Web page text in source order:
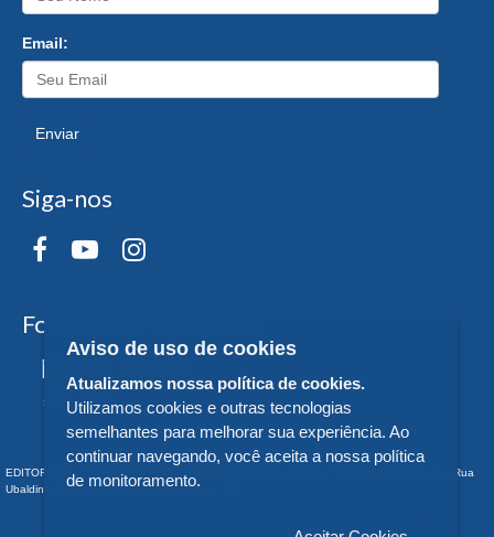
Email:
Enviar
Siga-nos
Formas de Pagamento
EDITORA DA UNIVERSIDADE FEDERAL DO PARANÁ - CNPJ n° 75.095.679/0011-10 - Rua
Ubaldino do Amaral, 321 - Alto da Glória - - PR
Aviso de uso de cookies
Atualizamos nossa política de cookies.
Utilizamos cookies e outras tecnologias
semelhantes para melhorar sua experiência. Ao
continuar navegando, você aceita a nossa política
de monitoramento.